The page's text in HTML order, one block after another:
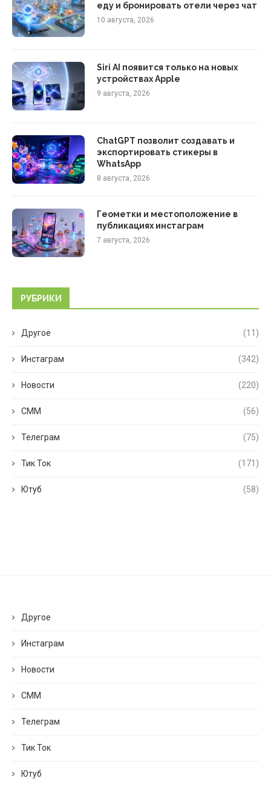
еду и бронировать отели через чат
10 августа, 2026
Siri AI появится только на новых
устройствах Apple
9 августа, 2026
ChatGPT позволит создавать и
экспортировать стикеры в
WhatsApp
8 августа, 2026
Геометки и местоположение в
публикациях инстаграм
7 августа, 2026
РУБРИКИ
Другое (11)
Инстаграм (342)
Новости (220)
СММ (56)
Телеграм (75)
Тик Ток (171)
Ютуб (58)
Другое
Инстаграм
Новости
СММ
Телеграм
Тик Ток
Ютуб